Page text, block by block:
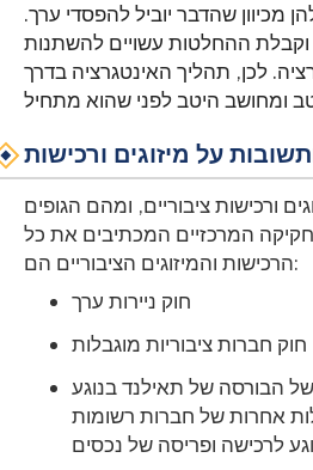
מכיוון שהדבר יוביל להפסדי ערך.
וקבלת ההחלטות עשויים להשתנות
לכן, תהליך האינטגרציה בדרך
על מיזוגים ורכישות
ורכישות ציבוריים, ומהם הגופים
המרכזיים המכתיבים את כל
הרכישות והמיזוגים הציבוריים הם:
חוק ניירות ערך
חוק חברות ציבוריות מוגבלות
הבורסה של תאילנד בנוגע
אחרות של חברות רשומות
לרכישה ופריסה של נכסים